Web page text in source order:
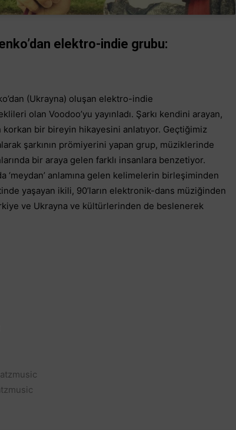
elektro-indie grubu:
(Ukrayna) oluşan elektro-indie
olan Voodoo’yu yayınladı. Şarkı kendini arayan,
bir bireyin hikayesini anlatıyor. Geçtiğimiz
şarkının prömiyerini yapan grup, müziklerinde
bir araya gelen farklı insanlara benzetiyor.
‘meydan’ anlamına gelen kelimelerin birleşiminden
yaşayan ikili, 90’ların elektronik-dans müziğinden
ve Ukrayna ve kültürlerinden de beslenerek